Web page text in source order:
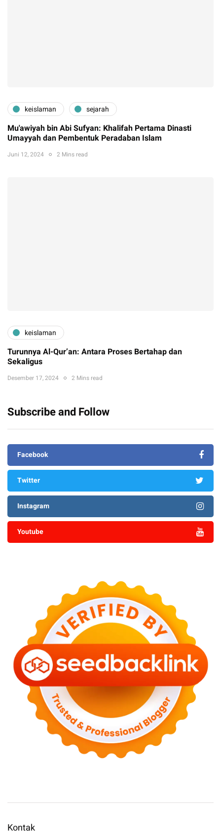
keislaman sejarah
Mu'awiyah bin Abi Sufyan: Khalifah Pertama Dinasti
Umayyah dan Pembentuk Peradaban Islam
Juni 12, 2024 2 Mins read
keislaman
Turunnya Al-Qur’an: Antara Proses Bertahap dan
Sekaligus
Desember 17, 2024 2 Mins read
Subscribe and Follow
Facebook
Twitter
Instagram
Youtube
Kontak